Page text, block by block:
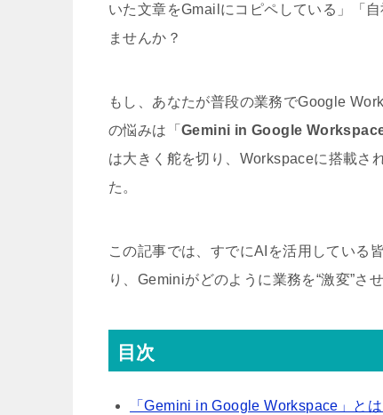
いた文章をGmailにコピペしている」「
ませんか？
もし、あなたが普段の業務でGoogle
の悩みは「 Gemini in Google
は大きく舵を切り、Workspaceに搭載さ
た。
この記事では、すでにAIを活用している
り、Geminiがどのように業務を“激変”さ
目次
「Gemini in Google Workspace」と